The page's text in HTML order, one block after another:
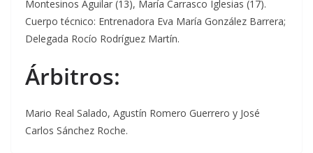
Montesinos Aguilar (13), María Carrasco Iglesias (17).
Cuerpo técnico: Entrenadora Eva María González Barrera;
Delegada Rocío Rodríguez Martín.
Árbitros:
Mario Real Salado, Agustín Romero Guerrero y José
Carlos Sánchez Roche.